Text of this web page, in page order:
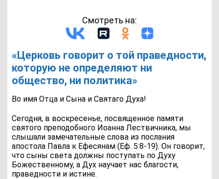
Смотреть на:
«Церковь говорит о той праведности,
которую не определяют ни
общество, ни политика»
Во имя Отца и Сына и Святаго Духа!
Сегодня, в воскресенье, посвященное памяти
святого преподобного Иоанна Лествичника, мы
слышали замечательные слова из послания
апостола Павла к Ефесянам (Еф. 5:8-19). Он говорит,
что сыны света должны поступать по Духу
Божественному, а Дух научает нас благости,
праведности и истине.